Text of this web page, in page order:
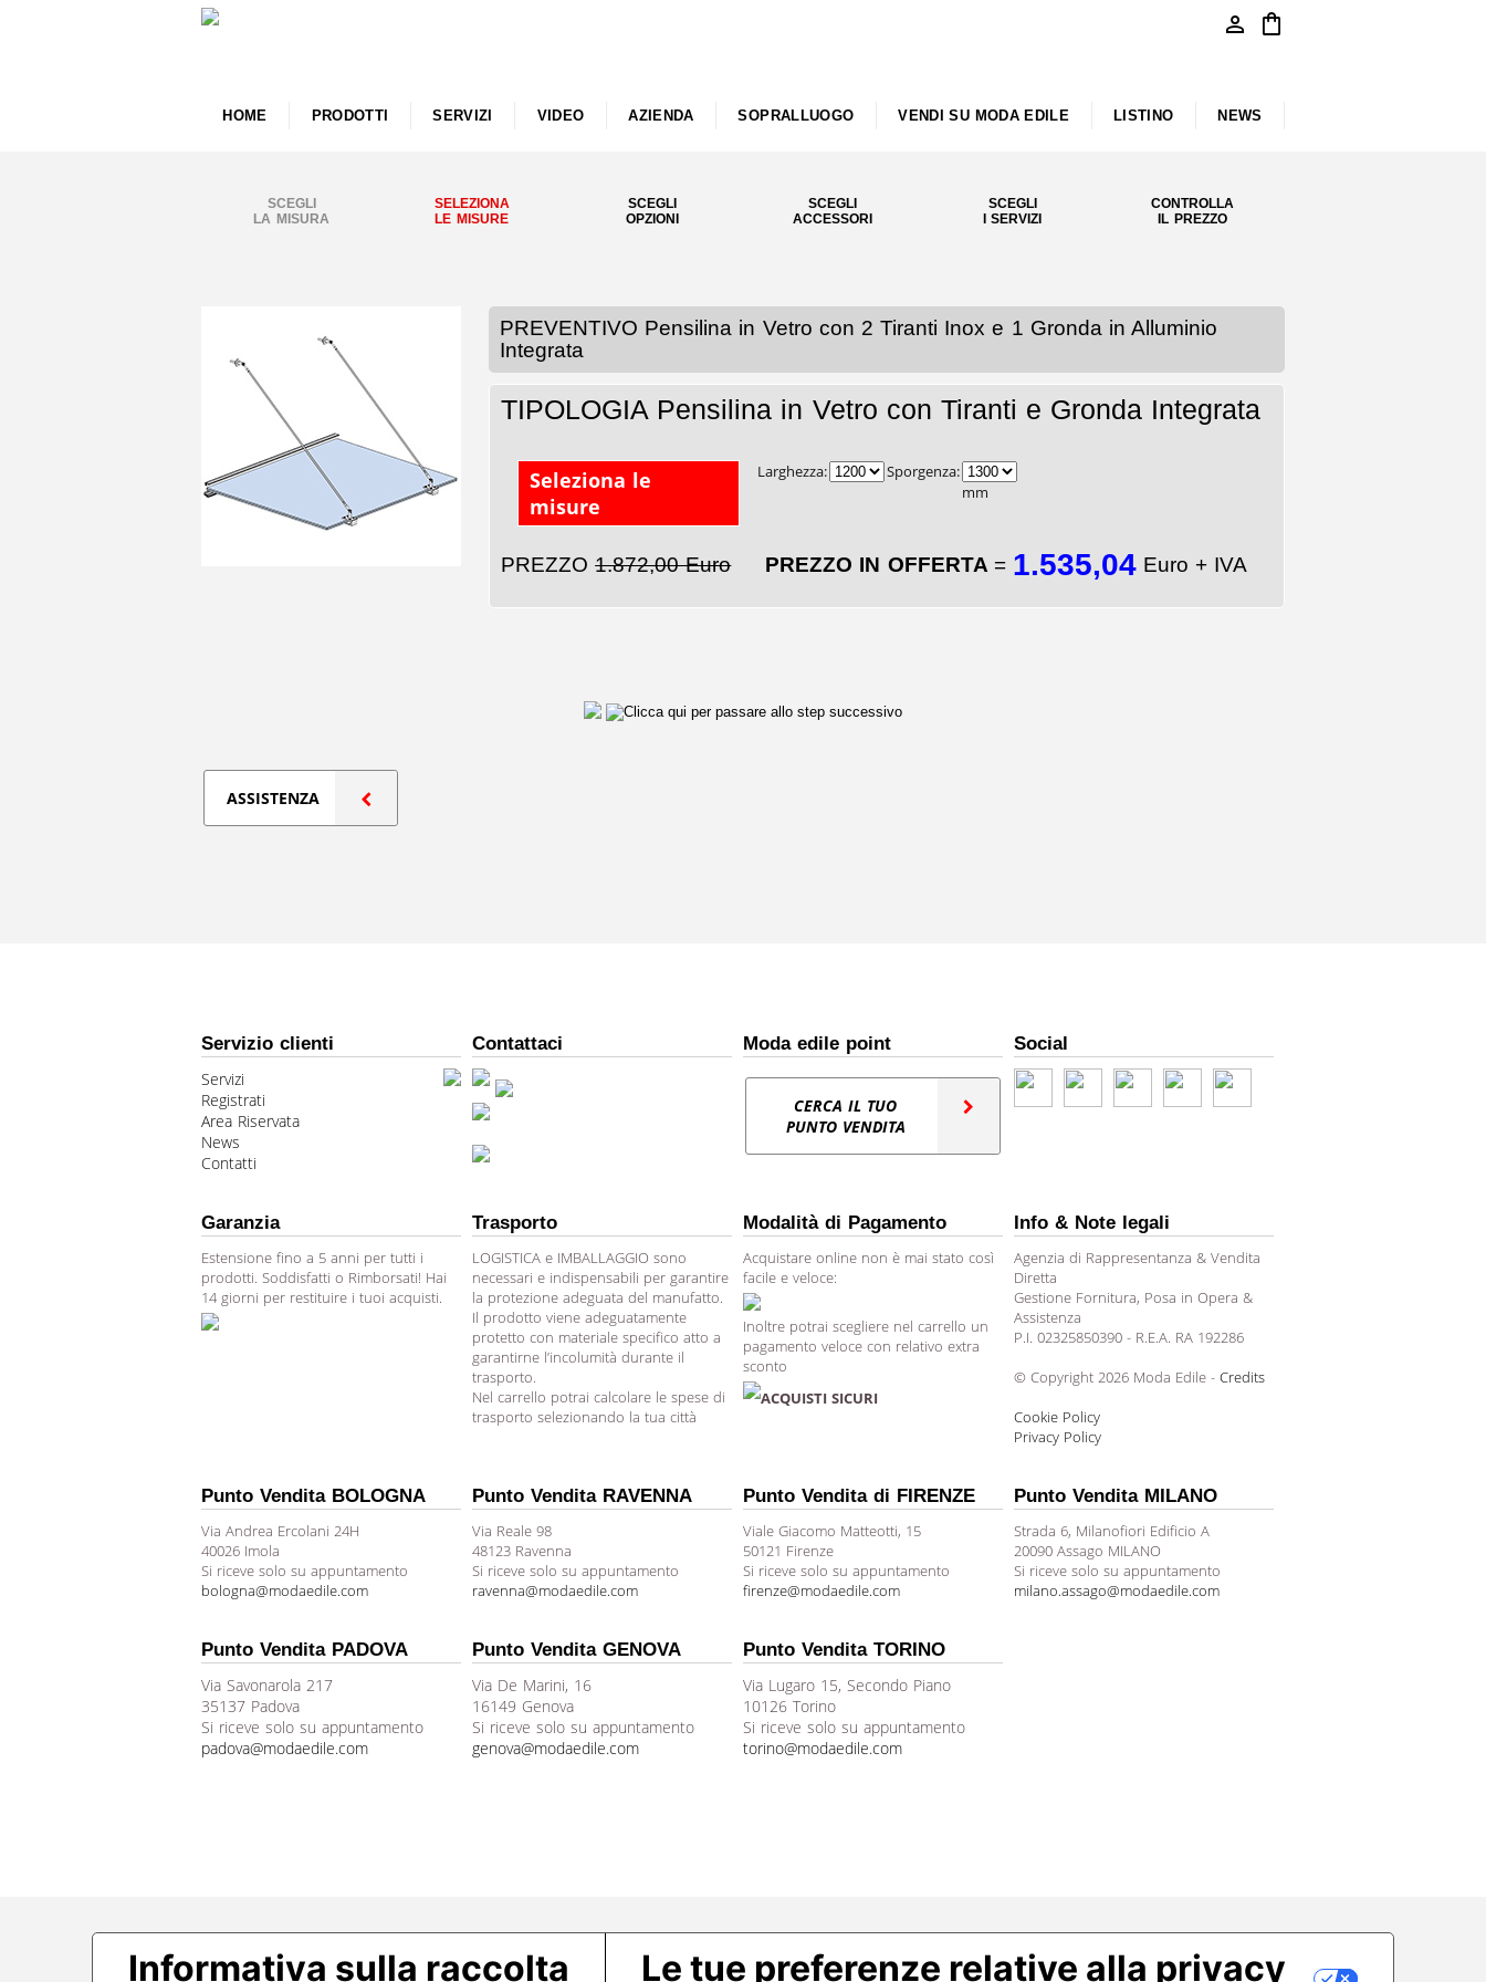
person shopping_bag
HOME PRODOTTI SERVIZI VIDEO AZIENDA SOPRALLUOGO VENDI SU MODA EDILE LISTINO NEWS
SCEGLI
LA MISURA
SELEZIONA
LE MISURE
SCEGLI
OPZIONI
SCEGLI
ACCESSORI
SCEGLI
I SERVIZI
CONTROLLA
IL PREZZO
PREVENTIVO Pensilina in Vetro con 2 Tiranti Inox e 1 Gronda in Alluminio
Integrata
TIPOLOGIA Pensilina in Vetro con Tiranti e Gronda Integrata
Seleziona le
misure
Larghezza:
Sporgenza:
mm
PREZZO1.872,00 Euro PREZZO IN OFFERTA = 1.535,04Euro + IVA
ASSISTENZA
Servizio clienti
Servizi
Registrati
Area Riservata
News
Contatti
Contattaci Moda edile point
CERCA IL TUO
PUNTO VENDITA
Social
Garanzia
Estensione fino a 5 anni per tutti i
prodotti. Soddisfatti o Rimborsati! Hai
14 giorni per restituire i tuoi acquisti.
Trasporto
LOGISTICA e IMBALLAGGIO sono
necessari e indispensabili per garantire
la protezione adeguata del manufatto.
Il prodotto viene adeguatamente
protetto con materiale specifico atto a
garantirne l’incolumità durante il
trasporto.
Nel carrello potrai calcolare le spese di
trasporto selezionando la tua città
Modalità di Pagamento
Acquistare online non è mai stato così
facile e veloce:
Inoltre potrai scegliere nel carrello un
pagamento veloce con relativo extra
sconto
ACQUISTI SICURI
Info & Note legali
Agenzia di Rappresentanza & Vendita
Diretta
Gestione Fornitura, Posa in Opera &
Assistenza
P.I. 02325850390 - R.E.A. RA 192286
© Copyright 2026 Moda Edile - Credits
Cookie Policy
Privacy Policy
Punto Vendita BOLOGNA
Via Andrea Ercolani 24H
40026 Imola
Si riceve solo su appuntamento
bologna@modaedile.com
Punto Vendita RAVENNA
Via Reale 98
48123 Ravenna
Si riceve solo su appuntamento
ravenna@modaedile.com
Punto Vendita di FIRENZE
Viale Giacomo Matteotti, 15
50121 Firenze
Si riceve solo su appuntamento
firenze@modaedile.com
Punto Vendita MILANO
Strada 6, Milanofiori Edificio A
20090 Assago MILANO
Si riceve solo su appuntamento
milano.assago@modaedile.com
Punto Vendita PADOVA
Via Savonarola 217
35137 Padova
Si riceve solo su appuntamento
padova@modaedile.com
Punto Vendita GENOVA
Via De Marini, 16
16149 Genova
Si riceve solo su appuntamento
genova@modaedile.com
Punto Vendita TORINO
Via Lugaro 15, Secondo Piano
10126 Torino
Si riceve solo su appuntamento
torino@modaedile.com
Informativa sulla raccolta Le tue preferenze relative alla privacy